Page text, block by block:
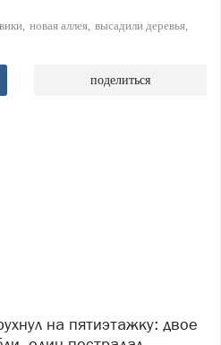
новая аллея высадили деревья
поделиться